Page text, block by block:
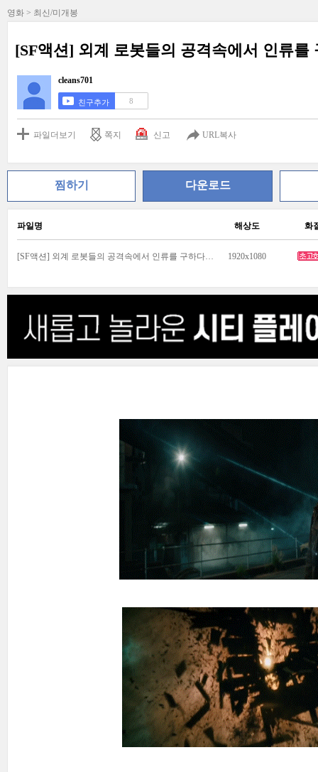
영화 > 최신/미개봉
[SF액션] 외계 로봇들의 공격속에서 인류를
cleans701
친구추가 8
파일더보기 쪽지 신고 URL복사
찜하기 다운로드
파일명 해상도 화
[SF액션] 외계 로봇들의 공격속에서 인류를 구하다.mkv 1920x1080